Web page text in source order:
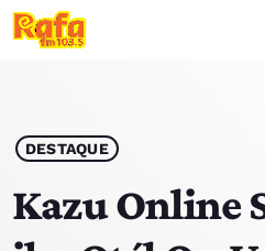
play_arrow OUVIR RAFA
DESTAQUE
Kazu Online